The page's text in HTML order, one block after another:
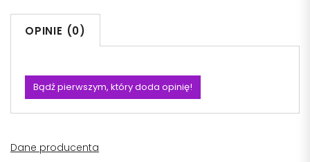
OPINIE (0)
Bądź pierwszym, który doda opinię!
Dane producenta